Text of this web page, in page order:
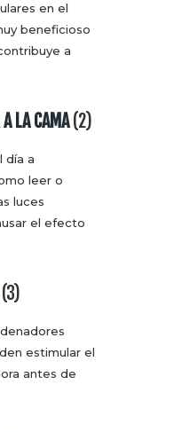
en el
beneficioso
a
LA CAMA(2)
día a
leer o
luces
el efecto
(3)
estimular el
antes de